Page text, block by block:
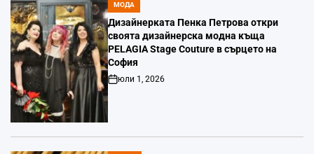
POSTED
IN
МОДА
Дизайнерката Пенка Петрова откри
своята дизайнерска модна къща
PELAGIA Stage Couture в сърцето на
София
Post
Date
юли 1, 2026